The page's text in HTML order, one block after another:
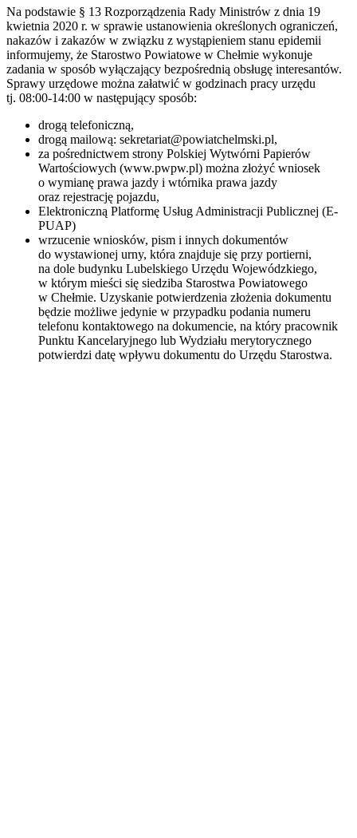
Na podstawie § 13 Rozporządzenia Rady Ministrów z dnia 19
kwietnia 2020 r. w sprawie ustanowienia określonych ograniczeń,
nakazów i zakazów w związku z wystąpieniem stanu epidemii
informujemy, że Starostwo Powiatowe w Chełmie wykonuje
zadania w sposób wyłączający bezpośrednią obsługę interesantów.
Sprawy urzędowe można załatwić w godzinach pracy urzędu
tj. 08:00-14:00 w następujący sposób:
drogą telefoniczną,
drogą mailową: sekretariat@powiatchelmski.pl,
za pośrednictwem strony Polskiej Wytwórni Papierów
Wartościowych (www.pwpw.pl) można złożyć wniosek
o wymianę prawa jazdy i wtórnika prawa jazdy
oraz rejestrację pojazdu,
Elektroniczną Platformę Usług Administracji Publicznej (E-
PUAP)
wrzucenie wniosków, pism i innych dokumentów
do wystawionej urny, która znajduje się przy portierni,
na dole budynku Lubelskiego Urzędu Wojewódzkiego,
w którym mieści się siedziba Starostwa Powiatowego
w Chełmie. Uzyskanie potwierdzenia złożenia dokumentu
będzie możliwe jedynie w przypadku podania numeru
telefonu kontaktowego na dokumencie, na który pracownik
Punktu Kancelaryjnego lub Wydziału merytorycznego
potwierdzi datę wpływu dokumentu do Urzędu Starostwa.